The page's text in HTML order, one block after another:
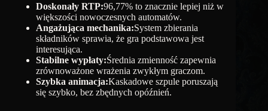
Doskonały RTP:96,77% to znacznie lepiej niż w
większości nowoczesnych automatów.
Angażująca mechanika:System zbierania
składników sprawia, że ​​gra podstawowa jest
interesująca.
Stabilne wypłaty:Średnia zmienność zapewnia
zrównoważone wrażenia zwykłym graczom.
Szybka animacja:Kaskadowe szpule poruszają
się szybko, bez zbędnych opóźnień.